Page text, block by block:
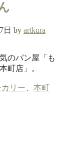
日 by artkura
のパン屋「も
町店」。
リー 本町